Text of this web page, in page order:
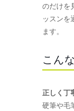
のだけを
ッスンを
ます。
こん
正しく丁
硬筆や毛